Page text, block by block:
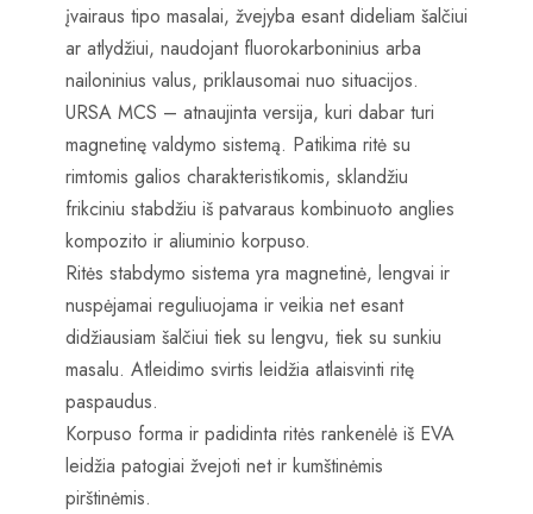
įvairaus tipo masalai, žvejyba esant dideliam šalčiui
ar atlydžiui, naudojant fluorokarboninius arba
nailoninius valus, priklausomai nuo situacijos.
URSA MCS – atnaujinta versija, kuri dabar turi
magnetinę valdymo sistemą. Patikima ritė su
rimtomis galios charakteristikomis, sklandžiu
frikciniu stabdžiu iš patvaraus kombinuoto anglies
kompozito ir aliuminio korpuso.
Ritės stabdymo sistema yra magnetinė, lengvai ir
nuspėjamai reguliuojama ir veikia net esant
didžiausiam šalčiui tiek su lengvu, tiek su sunkiu
masalu. Atleidimo svirtis leidžia atlaisvinti ritę
paspaudus.
Korpuso forma ir padidinta ritės rankenėlė iš EVA
leidžia patogiai žvejoti net ir kumštinėmis
pirštinėmis.